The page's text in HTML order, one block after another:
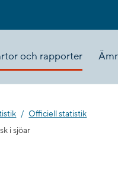
och rapporter
Officiell statistik
i sjöar